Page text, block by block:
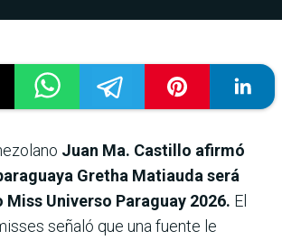
Juan Ma. Castillo afirmó
Gretha Matiauda será
Universo Paraguay 2026. El
señaló que una fuente le